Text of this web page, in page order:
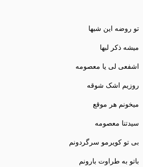
تو روضه این شبها
میشه ذکر لبها
اشفعی لی یا معصومه
روزیم اشک شوقه
میخونم هر موقع
سیدتنا معصومه
بی تو کویرمو سرگردونم
باتو به طراوت بارونم